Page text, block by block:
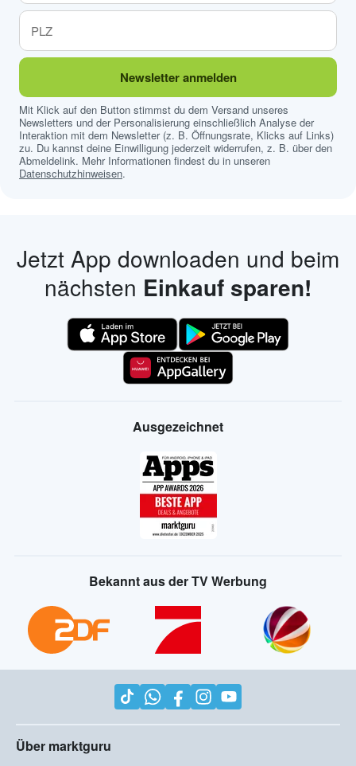
Newsletter anmelden
Mit Klick auf den Button stimmst du dem Versand unseres
Newsletters und der Personalisierung einschließlich Analyse der
Interaktion mit dem Newsletter (z. B. Öffnungsrate, Klicks auf Links)
zu. Du kannst deine Einwilligung jederzeit widerrufen, z. B. über den
Abmeldelink. Mehr Informationen findest du in unseren
Datenschutzhinweisen.
Jetzt App downloaden und beim
nächsten Einkauf sparen!
Ausgezeichnet
Bekannt aus der TV Werbung
Über marktguru